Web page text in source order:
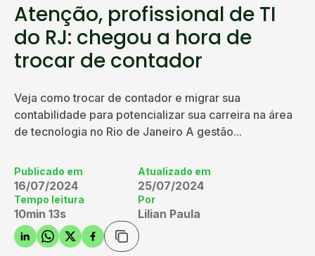
Atenção, profissional de TI
do RJ: chegou a hora de
trocar de contador
Veja como trocar de contador e migrar sua
contabilidade para potencializar sua carreira na área
de tecnologia no Rio de Janeiro A gestão...
Publicado em
16/07/2024
Atualizado em
25/07/2024
Tempo leitura
10min 13s
Por
Lilian Paula